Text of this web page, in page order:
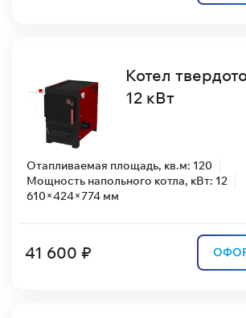
Котел
12 кВт
Отапливаемая площадь, кв.м: 120
Мощность напольного котла, кВт: 12
610×424×774 мм
41 600 ₽